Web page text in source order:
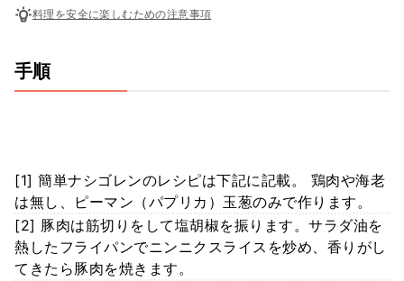
料理を安全に楽しむための注意事項
手順
[1] 簡単ナシゴレンのレシピは下記に記載。 鶏肉や海老
は無し、ピーマン（パプリカ）玉葱のみで作ります。
[2] 豚肉は筋切りをして塩胡椒を振ります。サラダ油を
熱したフライパンでニンニクスライスを炒め、香りがし
てきたら豚肉を焼きます。